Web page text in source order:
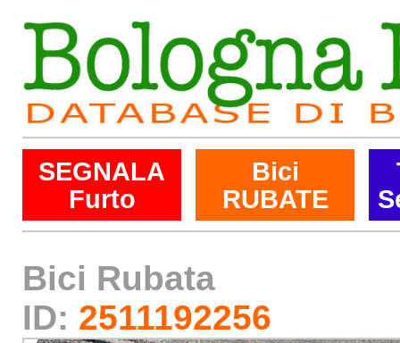
SEGNALA
Furto
Bici
RUBATE
Bici Rubata
ID: 2511192256